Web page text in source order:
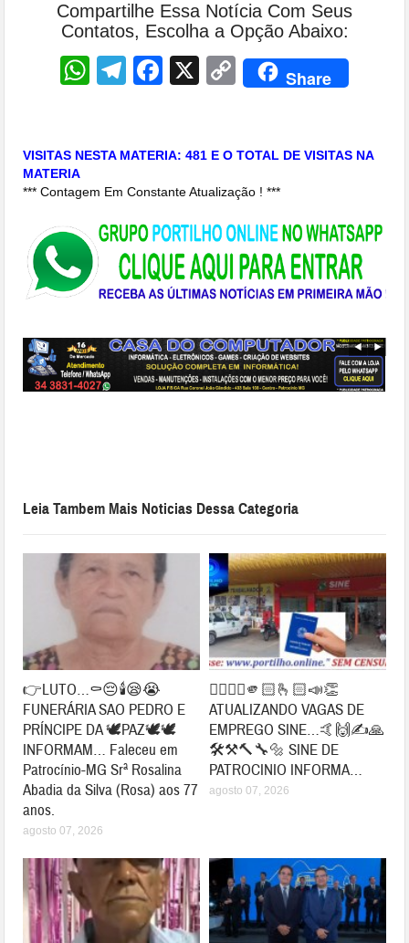
Compartilhe Essa Notícia Com Seus
Contatos, Escolha a Opção Abaixo:
WhatsApp
Telegram
Facebook
X CopyShare
VISITAS NESTA MATERIA: 481 E O TOTAL DE VISITAS NA
MATERIA
*** Contagem Em Constante Atualização ! ***
Leia Tambem Mais Noticias Dessa Categoria
👉LUTO…⚰😔🕯😪😭
FUNERÁRIA SAO PEDRO E
PRÍNCIPE DA 🕊PAZ🕊🕊
INFORMAM… Faleceu em
Patrocínio-MG Srª Rosalina
Abadia da Silva (Rosa) aos 77
anos.
agosto 07, 2026
👉🏻👍🏻🫵🏻🫰🏻📣👏
ATUALIZANDO VAGAS DE
EMPREGO SINE…🤙🙌✍🙏
🛠⚒🔨🔧🔩 SINE DE
PATROCINIO INFORMA…
agosto 07, 2026